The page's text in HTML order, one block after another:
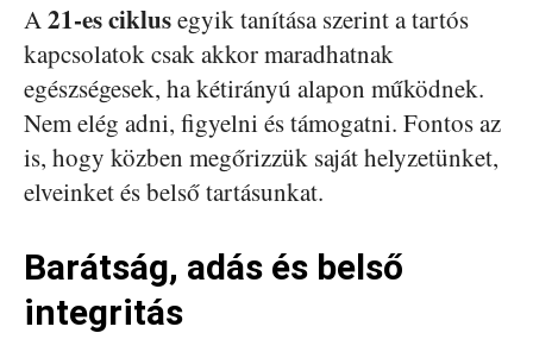
A21-es ciklusegyik tanítása szerint a tartós
kapcsolatok csak akkor maradhatnak
egészségesek, ha kétirányú alapon működnek.
Nem elég adni, figyelni és támogatni. Fontos az
is, hogy közben megőrizzük saját helyzetünket,
elveinket és belső tartásunkat.
Barátság, adás és belső
integritás